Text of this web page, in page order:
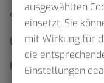
Sommerfahrplan
Linienfahrpläne
Haltestellenskizzen
ausgewählten
einsetzt. Sie
mit Wirkung für
die
Einstellungen